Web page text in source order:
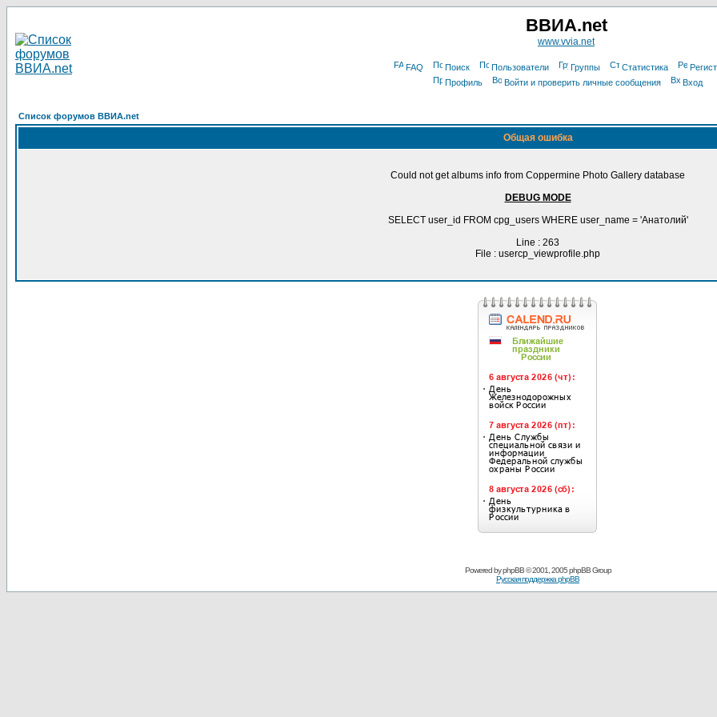
ВВИА.net
www.vvia.net
FAQ Поиск Пользователи Группы Статистика
Профиль
Войти и проверить личные сообщения Вход
Список форумов ВВИА.net
Общая ошибка
Could not get albums info from Coppermine Photo Gallery database
DEBUG MODE
SELECT user_id FROM cpg_users WHERE user_name = 'Анатолий'
Line : 263
File : usercp_viewprofile.php
Powered byphpBB© 2001, 2005 phpBB Group
Русская поддержка phpBB